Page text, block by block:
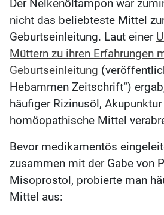
Der Nelkenöltampon war
nicht das beliebteste Mittel
Geburtseinleitung. Laut einer
Müttern zu ihren Erfahrungen
Geburtseinleitung
Hebammen Zeitschrift“)
häufiger Rizinusöl, Akupunktur
homöopathische Mittel
Bevor medikamentös
zusammen mit der Gabe von
Misoprostol, probierte man
Mittel aus: